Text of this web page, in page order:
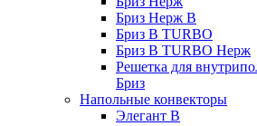
Бриз Нерж В
Бриз В TURBO
Бриз В TURBO Нерж
Решетка для
Бриз
Напольные конвекторы
Элегант В